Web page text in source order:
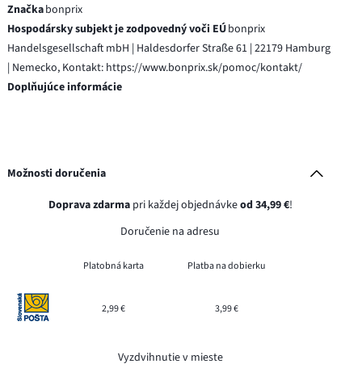
Značkabonprix
Hospodársky subjekt je zodpovedný voči EÚbonprix
Handelsgesellschaft mbH | Haldesdorfer Straße 61 | 22179 Hamburg
| Nemecko, Kontakt: https://www.bonprix.sk/pomoc/kontakt/
Doplňujúce informácie
Možnosti doručenia
Doprava zdarmapri každej objednávkeod 34,99 €!
Doručenie na adresu
Platobná karta Platba na dobierku
2,99 € 3,99 €
Vyzdvihnutie v mieste